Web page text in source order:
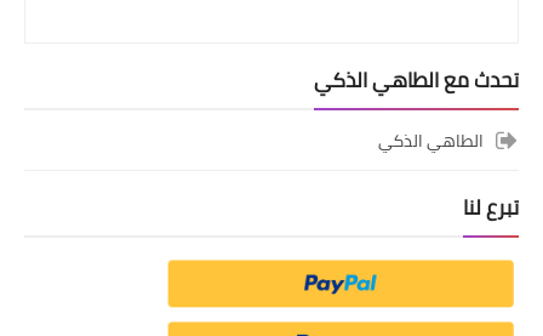
تحدث مع الطاهي الذكي
الطاهي الذكي
تبرع لنا